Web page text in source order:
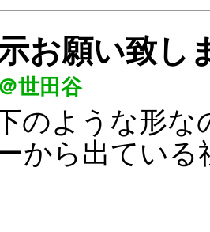
お願い致し
世田谷
のような形
から出てい